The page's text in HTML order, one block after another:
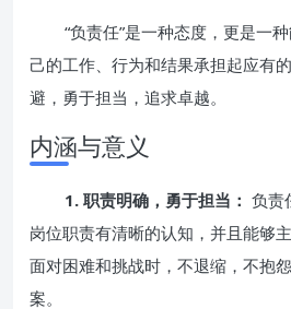
“负责任”是一种态度，更是一
己的工作、行为和结果承担起应有
避，勇于担当，追求卓越。
内涵与意义
1. 职责明确，勇于担当： 负责
岗位职责有清晰的认知，并且能够
面对困难和挑战时，不退缩，不抱
案。